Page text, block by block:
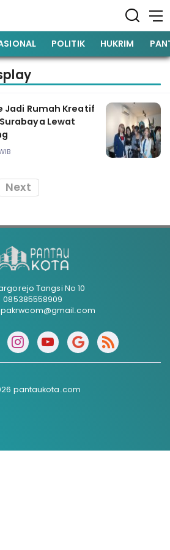
POLITIK HUKRIM
Jadi Rumah Kreatif
Lewat
Next
Tangsi No 10
085385558909
pantaukota.com